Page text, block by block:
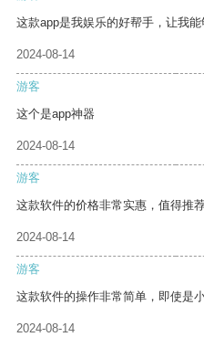
这款app是我娱乐的好帮手，让我能
2024-08-14
游客
这个是app神器
2024-08-14
游客
这款软件的价格非常实惠，值得推荐
2024-08-14
游客
这款软件的操作非常简单，即使是
2024-08-14